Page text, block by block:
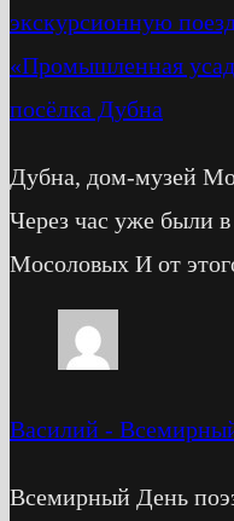
экскурсионную
«Промышленная
посёлка Дубна
Дубна, дом-музей
Через час уже были
Мосоловых И от
Василий -
Всемирный День